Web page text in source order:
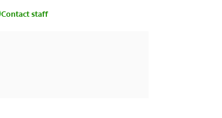
Contact staff